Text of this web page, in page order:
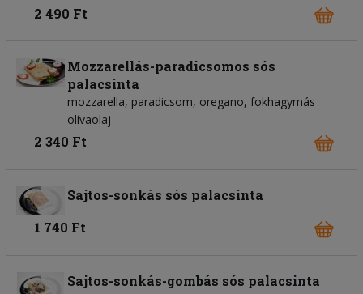
2 490 Ft
Mozzarellás-paradicsomos sós
palacsinta
mozzarella, paradicsom, oregano, fokhagymás
olívaolaj
2 340 Ft
Sajtos-sonkás sós palacsinta
1 740 Ft
Sajtos-sonkás-gombás sós palacsinta